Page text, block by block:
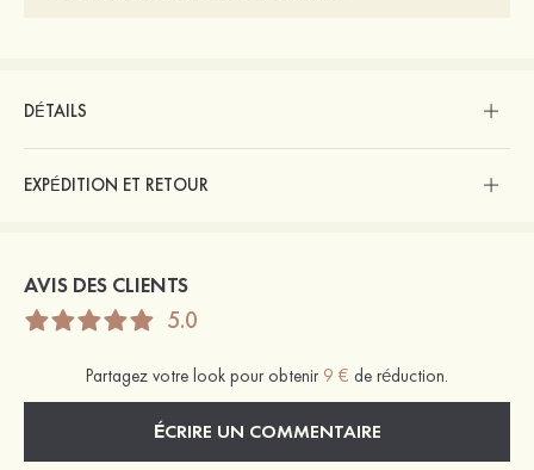
DÉTAILS
EXPÉDITION ET RETOUR
AVIS DES CLIENTS
5.0
Partagez votre look pour obtenir 9 € de réduction.
ÉCRIRE UN COMMENTAIRE